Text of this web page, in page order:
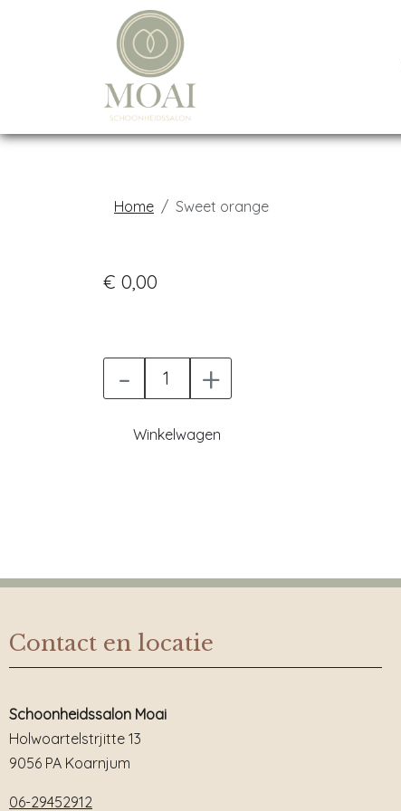
Home Sweet orange
€ 0,00
- +
Winkelwagen
Contact en locatie
Schoonheidssalon Moai
Holwoartelstrjitte 13
9056 PA Koarnjum
06-29452912